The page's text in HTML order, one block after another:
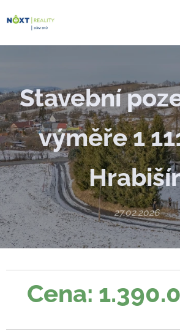
Stavební
výměře 1
27.02.2026
Cena: